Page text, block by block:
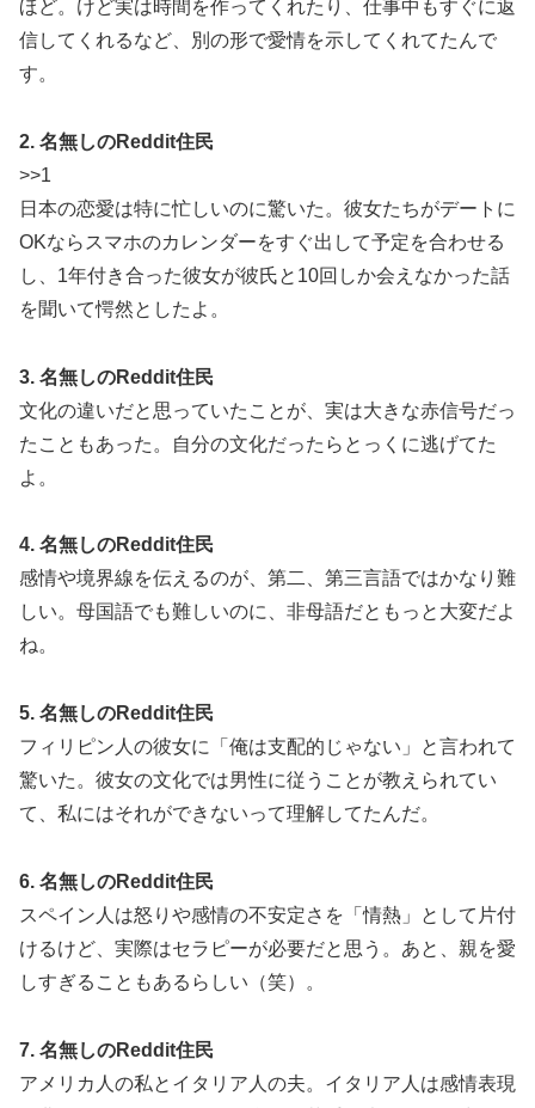
ほど。けど実は時間を作ってくれたり、仕事中もすぐに返
信してくれるなど、別の形で愛情を示してくれてたんで
す。
2. 名無しのReddit住民
>>1
日本の恋愛は特に忙しいのに驚いた。彼女たちがデートに
OKならスマホのカレンダーをすぐ出して予定を合わせる
し、1年付き合った彼女が彼氏と10回しか会えなかった話
を聞いて愕然としたよ。
3. 名無しのReddit住民
文化の違いだと思っていたことが、実は大きな赤信号だっ
たこともあった。自分の文化だったらとっくに逃げてた
よ。
4. 名無しのReddit住民
感情や境界線を伝えるのが、第二、第三言語ではかなり難
しい。母国語でも難しいのに、非母語だともっと大変だよ
ね。
5. 名無しのReddit住民
フィリピン人の彼女に「俺は支配的じゃない」と言われて
驚いた。彼女の文化では男性に従うことが教えられてい
て、私にはそれができないって理解してたんだ。
6. 名無しのReddit住民
スペイン人は怒りや感情の不安定さを「情熱」として片付
けるけど、実際はセラピーが必要だと思う。あと、親を愛
しすぎることもあるらしい（笑）。
7. 名無しのReddit住民
アメリカ人の私とイタリア人の夫。イタリア人は感情表現